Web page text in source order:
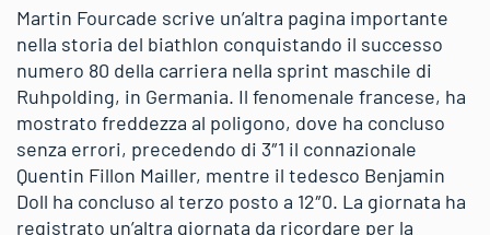
Martin Fourcade scrive un’altra pagina importante
nella storia del biathlon conquistando il successo
numero 80 della carriera nella sprint maschile di
Ruhpolding, in Germania. Il fenomenale francese, ha
mostrato freddezza al poligono, dove ha concluso
senza errori, precedendo di 3″1 il connazionale
Quentin Fillon Mailler, mentre il tedesco Benjamin
Doll ha concluso al terzo posto a 12″0. La giornata ha
registrato un’altra giornata da ricordare per la